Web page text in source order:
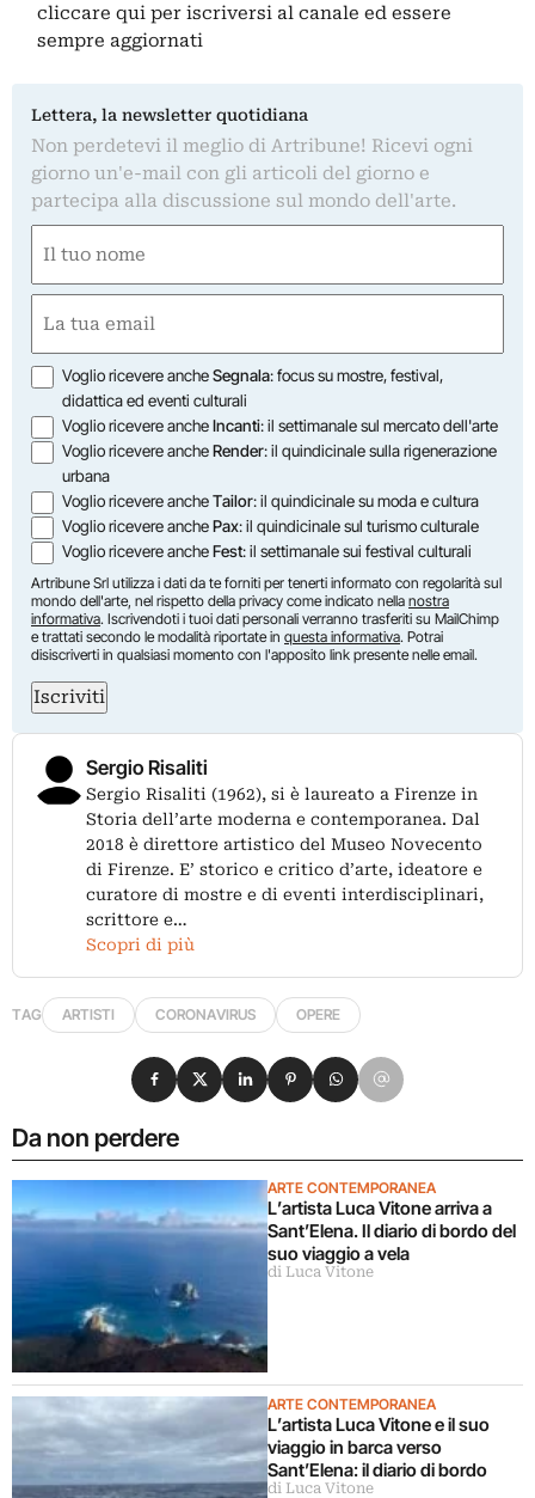
cliccare qui per iscriversi al canale ed essere
sempre aggiornati
Lettera, la newsletter quotidiana
Non perdetevi il meglio di Artribune! Ricevi ogni
giorno un'e-mail con gli articoli del giorno e
partecipa alla discussione sul mondo dell'arte.
(Required)
First
(Required)
Opzioni
Voglio ricevere ancheSegnala: focus su mostre, festival,
didattica ed eventi culturali
Voglio ricevere ancheIncanti: il settimanale sul mercato dell'arte
Voglio ricevere ancheRender: il quindicinale sulla rigenerazione
urbana
Voglio ricevere ancheTailor: il quindicinale su moda e cultura
Voglio ricevere anchePax: il quindicinale sul turismo culturale
Voglio ricevere ancheFest: il settimanale sui festival culturali
Artribune Srl utilizza i dati da te forniti per tenerti informato con regolarità sul
mondo dell'arte, nel rispetto della privacy come indicato nella nostra
informativa. Iscrivendoti i tuoi dati personali verranno trasferiti su MailChimp
e trattati secondo le modalità riportate in questa informativa. Potrai
disiscriverti in qualsiasi momento con l'apposito link presente nelle email.
Iscriviti
Sergio Risaliti
Sergio Risaliti (1962), si è laureato a Firenze in
Storia dell’arte moderna e contemporanea. Dal
2018 è direttore artistico del Museo Novecento
di Firenze. E’ storico e critico d’arte, ideatore e
curatore di mostre e di eventi interdisciplinari,
scrittore e…
Scopri di più
TAG ARTISTI CORONAVIRUS OPERE
Da non perdere
ARTE CONTEMPORANEA
L’artista Luca Vitone arriva a
Sant’Elena. Il diario di bordo del
suo viaggio a vela
di Luca Vitone
ARTE CONTEMPORANEA
L’artista Luca Vitone e il suo
viaggio in barca verso
Sant’Elena: il diario di bordo
di Luca Vitone
Condividi su Facebook
Condividi su X
Condividi su LinkedIn
Condividi su Pinterest
Condividi su WhatsApp
Condividi su Email